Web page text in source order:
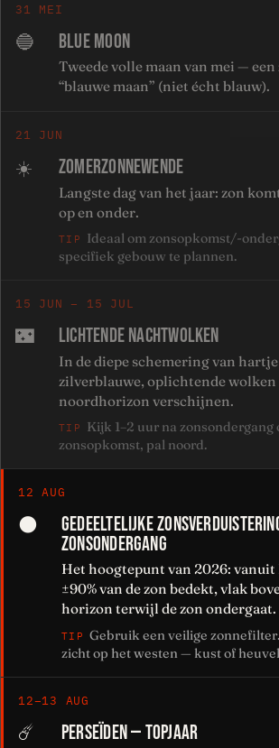
31 MEI
🔵 BLUE MOON
Tweede volle maan van mei — een
“blauwe maan” (niet écht blauw).
21 JUN
☀️ ZOMERZONNEWENDE
Langste dag van het jaar: zon
op en onder.
TIP
Ideaal om zonsopkomst/-
specifiek gebouw te plannen.
15 JUN – 15 JUL
🌃 LICHTENDE NACHTWOLKEN
In de diepe schemering van
zilverblauwe, oplichtende wolken
noordhorizon verschijnen.
TIP
Kijk 1–2 uur na zonsondergang
zonsopkomst, pal noord.
12 AUG
🌑
GEDEELTELIJKE
ZONSONDERGANG
Het hoogtepunt van 2026:
±90% van de zon bedekt, vlak
horizon terwijl de zon ondergaat.
TIP Gebruik een veilige
zicht op het westen — kust of
12–13 AUG
☄️ PERSEÏDEN — TOPJAAR